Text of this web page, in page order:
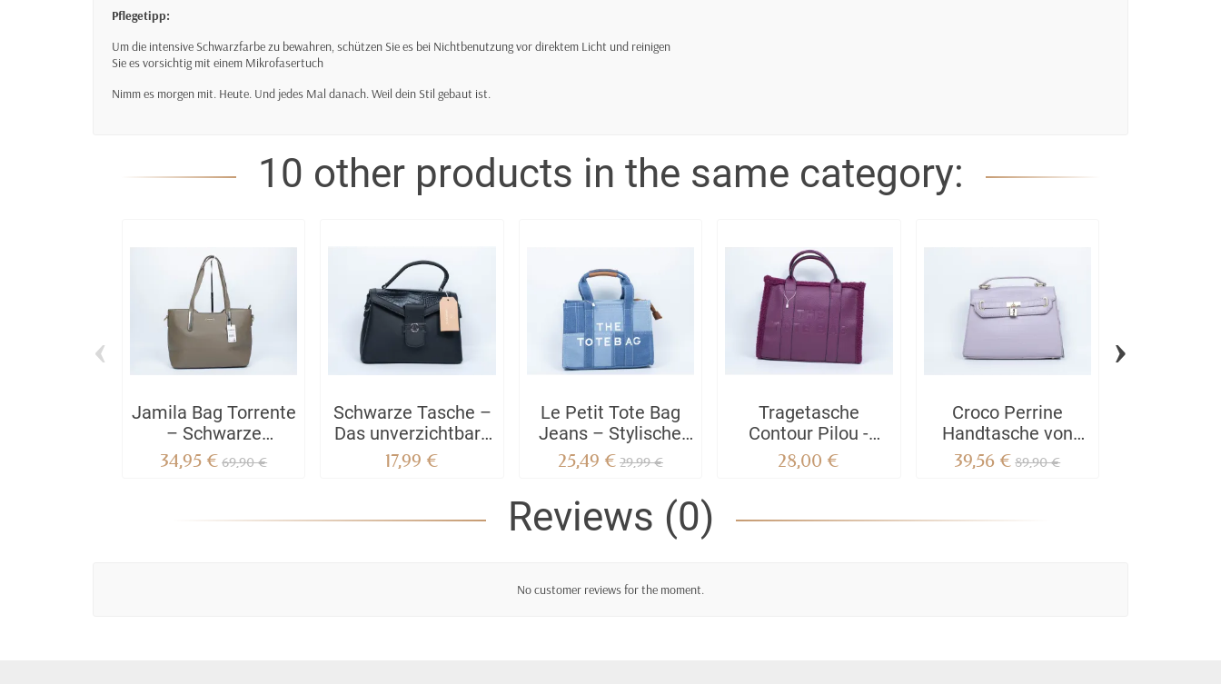
Pflegetipp:
Um die intensive Schwarzfarbe zu bewahren, schützen Sie es bei Nichtbenutzung vor direktem Licht und reinigen
Sie es vorsichtig mit einem Mikrofasertuch
Nimm es morgen mit. Heute. Und jedes Mal danach. Weil dein Stil gebaut ist.
10 other products in the same category:
Jamila Bag Torrente
– Schwarze
Crossbody-Tasche
mit Reißverschluss
34,95 € 69,90 €
Schwarze Tasche –
Das unverzichtbare
Accessoire
17,99 €
Le Petit Tote Bag
Jeans – Stylische
und nachhaltige
Jeans-Tasche
25,49 € 29,99 €
Tragetasche
Contour Pilou -
FUSHIA
28,00 €
Croco Perrine
Handtasche von
Georges Rech
39,56 € 89,90 €
‹ ›
Reviews (0)
No customer reviews for the moment.